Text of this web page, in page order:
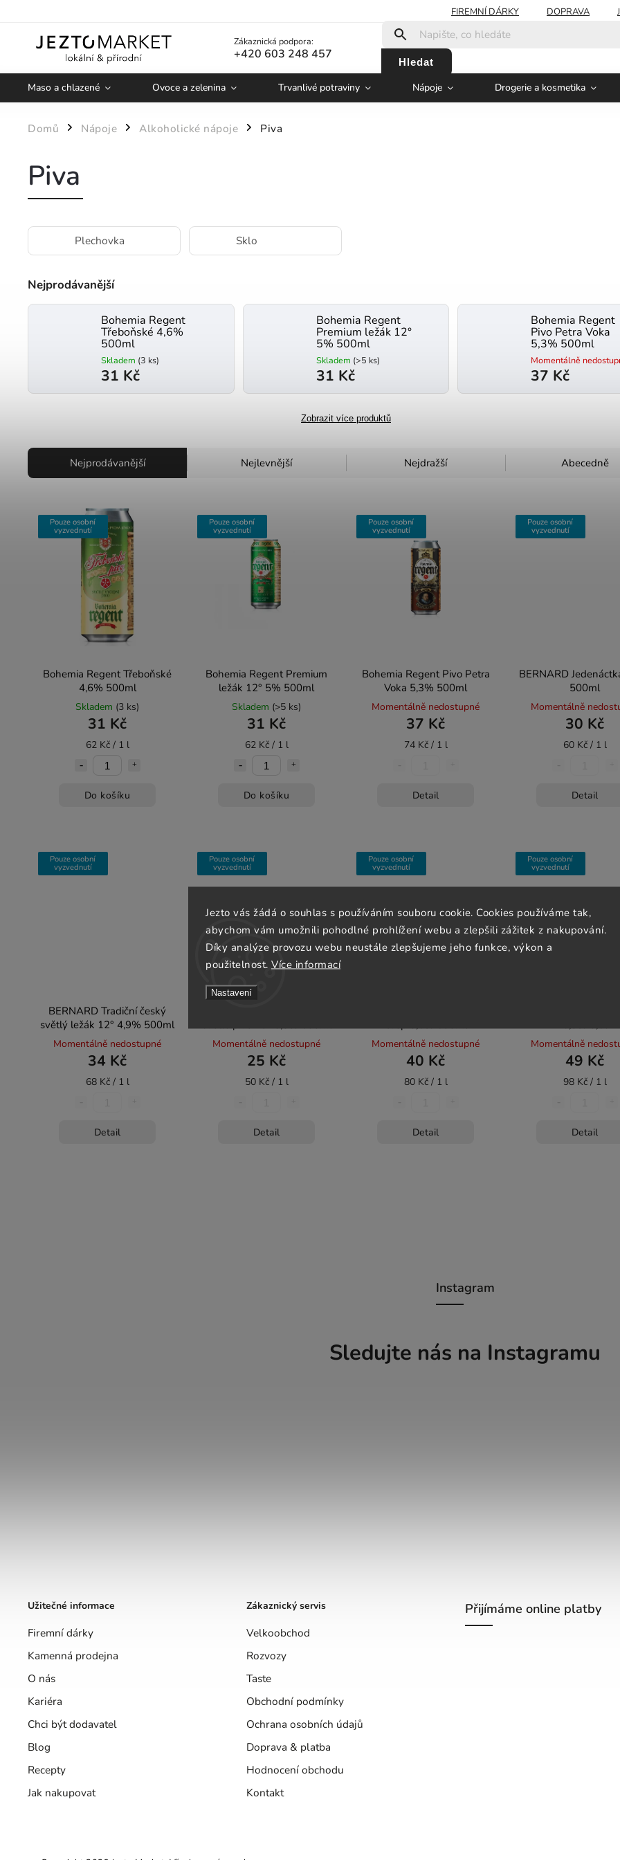
Jezto vás žádá o souhlas s používáním souboru cookie. Cookies používáme tak,
abychom vám umožnili pohodlné prohlížení webu a zlepšili zážitek z nakupování.
Díky analýze provozu webu neustále zlepšujeme jeho funkce, výkon a
použitelnost. Více informací
Nastavení
FIREMNÍ DÁRKY DOPRAVA
Zákaznická podpora:
+420 603 248 457
Hledat
Maso a chlazené Ovoce a zelenina Trvanlivé potraviny Nápoje Drogerie a kosmetika
Domů / Nápoje / Alkoholické nápoje / Piva
Piva
Plechovka Sklo
Nejprodávanější
Bohemia Regent
Třeboňské 4,6%
500ml
Skladem (3 ks)
31 Kč
Bohemia Regent
Premium ležák 12°
5% 500ml
Skladem (>5 ks)
31 Kč
Bohemia Regent
Pivo Petra Voka
5,3% 500ml
Momentálně
37 Kč
Zobrazit více produktů
Nejprodávanější Nejlevnější Nejdražší Abecedně
Pouze osobní
vyzvednutí
Bohemia Regent Třeboňské
4,6% 500ml
Skladem (3 ks)
31 Kč
62 Kč / 1 l
Do košíku
Pouze osobní
vyzvednutí
Bohemia Regent Premium
ležák 12° 5% 500ml
Skladem (>5 ks)
31 Kč
62 Kč / 1 l
Do košíku
Pouze osobní
vyzvednutí
Bohemia Regent Pivo Petra
Voka 5,3% 500ml
Momentálně nedostupné
37 Kč
74 Kč / 1 l
Detail
Pouze osobní
vyzvednutí
BERNARD
500ml
Momentálně
30 Kč
60 Kč / 1 l
Detail
Pouze osobní
vyzvednutí
BERNARD Tradiční český
světlý ležák 12° 4,9% 500ml
Momentálně nedostupné
34 Kč
68 Kč / 1 l
Detail
Pouze osobní
vyzvednutí
světlé pivo 10° 3,8% 500ml
Momentálně nedostupné
25 Kč
50 Kč / 1 l
Detail
Pouze osobní
vyzvednutí
Grep 0,5% 500ml
Momentálně nedostupné
40 Kč
80 Kč / 1 l
Detail
Pouze osobní
vyzvednutí
5,3% 0,5l
Momentálně
49 Kč
98 Kč / 1 l
Detail
Instagram
Sledujte nás na Instagramu
Užitečné informace
Firemní dárky
Kamenná prodejna
O nás
Kariéra
Chci být dodavatel
Blog
Recepty
Jak nakupovat
Zákaznický servis
Velkoobchod
Rozvozy
Taste
Obchodní podmínky
Ochrana osobních údajů
Doprava & platba
Hodnocení obchodu
Kontakt
Přijímáme online platby